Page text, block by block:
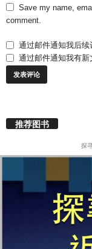
Save my name,
comment.
通过邮件通知我后续
通过邮件通知我有新
推荐图书
探